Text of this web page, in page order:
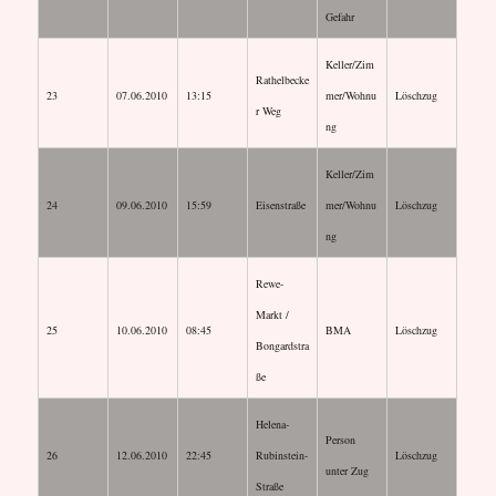
Gefahr
23 07.06.2010 13:15
Rathelbecke
r Weg
Keller/Zim
mer/Wohnu
ng
Löschzug
24 09.06.2010 15:59 Eisenstraße
Keller/Zim
mer/Wohnu
ng
Löschzug
25 10.06.2010 08:45
Rewe-
Markt /
Bongardstra
ße
BMA Löschzug
26 12.06.2010 22:45
Helena-
Rubinstein-
Straße
Person
unter Zug
Löschzug